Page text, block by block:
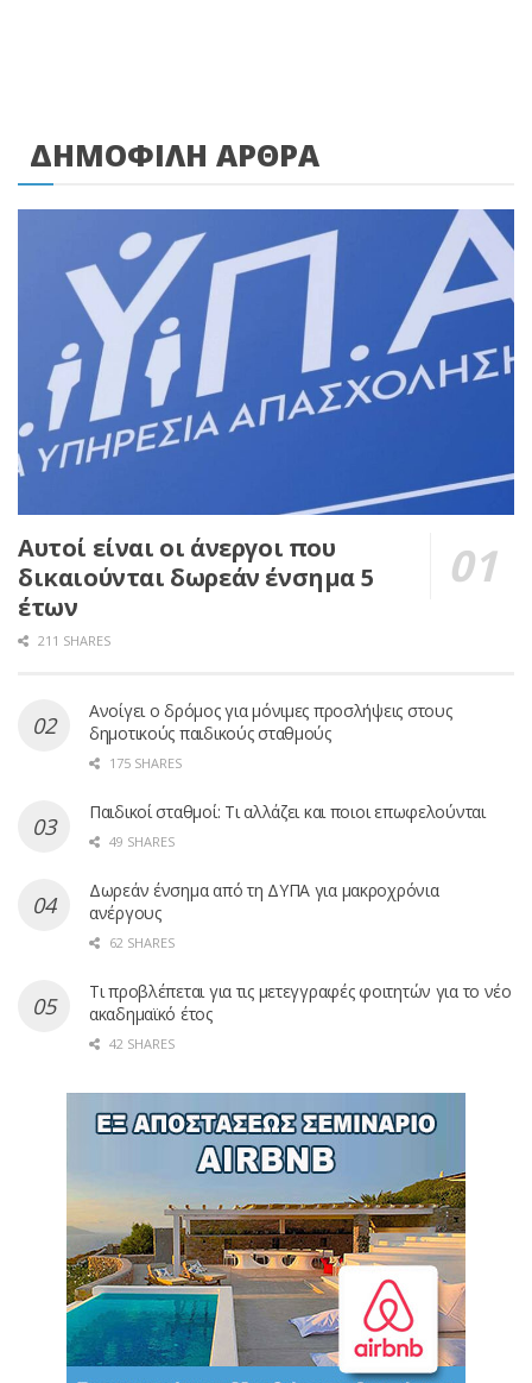
ΔΗΜΟΦΙΛΗ ΑΡΘΡΑ
Αυτοί είναι οι άνεργοι που
δικαιούνται δωρεάν ένσημα 5
έτων
211 SHARES
Ανοίγει ο δρόμος για μόνιμες προσλήψεις στους
δημοτικούς παιδικούς σταθμούς
175 SHARES
Παιδικοί σταθμοί: Τι αλλάζει και ποιοι επωφελούνται
49 SHARES
Δωρεάν ένσημα από τη ΔΥΠΑ για μακροχρόνια
ανέργους
62 SHARES
Τι προβλέπεται για τις μετεγγραφές φοιτητών για το νέο
ακαδημαϊκό έτος
42 SHARES